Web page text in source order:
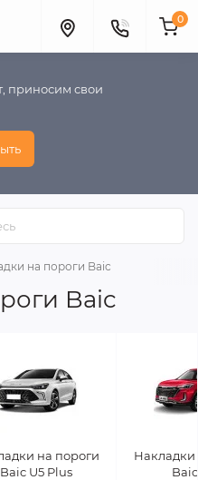
приносим свои
0
на пороги Baic
Baic
на пороги
Baic U5 Plus
Накладки